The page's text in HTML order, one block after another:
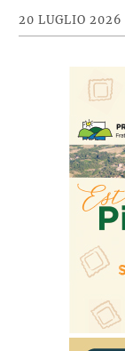
20 LUGLIO 2026